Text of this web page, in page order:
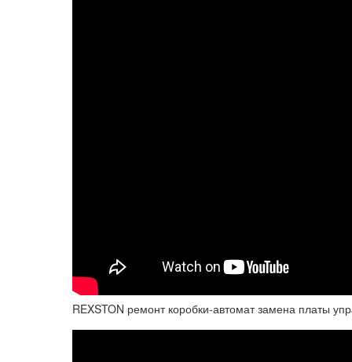
REXSTON ремонт коробки-автомат замена платы